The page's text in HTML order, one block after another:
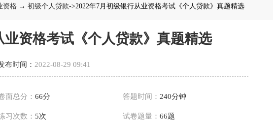
资格 → 初级个人贷款->2022年7月初级银行从业资格考试《个人贷款》真题精选
业资格考试《个人贷款》真题精选
布时间： 2022-08-29 09:41
面总分：66分 答题时间： 240分钟
习次数： 5次 试卷题量： 66题